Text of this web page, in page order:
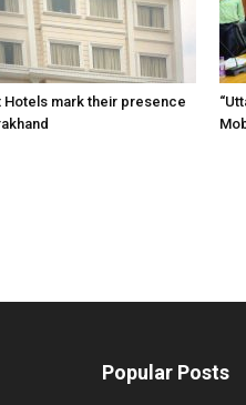
Hotels mark their presence
Popular Posts